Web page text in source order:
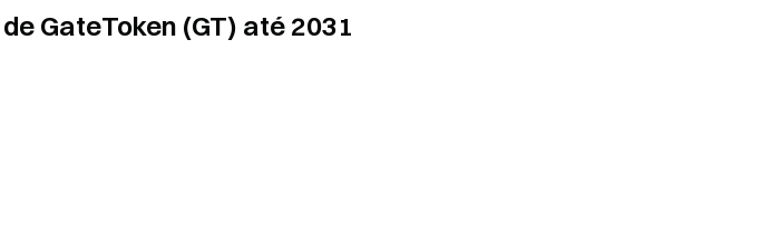
GateToken (GT) até 2031